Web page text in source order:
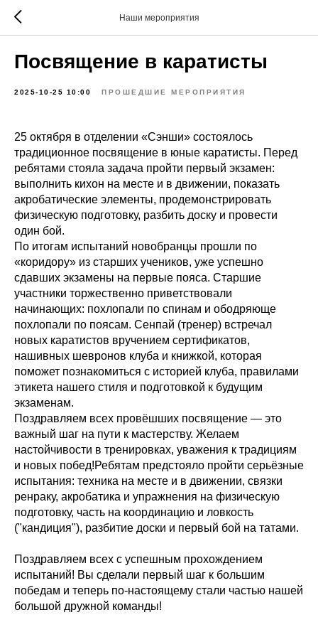
Наши мероприятия
Посвящение в каратисты
2025-10-25 10:00 ПРОШЕДШИЕ МЕРОПРИЯТИЯ
25 октября в отделении «Сэнши» состоялось
традиционное посвящение в юные каратисты. Перед
ребятами стояла задача пройти первый экзамен:
выполнить кихон на месте и в движении, показать
акробатические элементы, продемонстрировать
физическую подготовку, разбить доску и провести
один бой.
По итогам испытаний новобранцы прошли по
«коридору» из старших учеников, уже успешно
сдавших экзамены на первые пояса. Старшие
участники торжественно приветствовали
начинающих: похлопали по спинам и ободряюще
похлопали по поясам. Сенпай (тренер) встречал
новых каратистов вручением сертификатов,
нашивных шевронов клуба и книжкой, которая
поможет познакомиться с историей клуба, правилами
этикета нашего стиля и подготовкой к будущим
экзаменам.
Поздравляем всех провёшших посвящение — это
важный шаг на пути к мастерству. Желаем
настойчивости в тренировках, уважения к традициям
и новых побед!Ребятам предстояло пройти серьёзные
испытания: техника на месте и в движении, связки
ренраку, акробатика и упражнения на физическую
подготовку, часть на координацию и ловкость
("кандиция"), разбитие доски и первый бой на татами.
Поздравляем всех с успешным прохождением
испытаний! Вы сделали первый шаг к большим
победам и теперь по-настоящему стали частью нашей
большой дружной команды!